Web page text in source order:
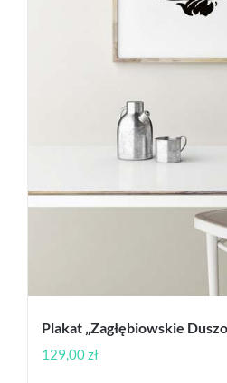
Plakat „Zagłębiowskie
129,00zł